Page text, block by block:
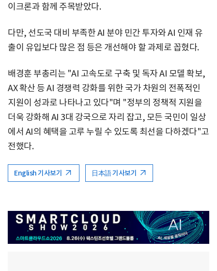
이크론과 함께 주목받았다.
다만, 선도국 대비 부족한 AI 분야 민간 투자와 AI 인재 유
출이 유입보다 많은 점 등은 개선해야 할 과제로 꼽혔다.
배경훈 부총리는 "AI 고속도로 구축 및 독자 AI 모델 확보,
AX 확산 등 AI 경쟁력 강화를 위한 국가 차원의 전폭적인
지원이 성과로 나타나고 있다"며 "정부의 정책적 지원을
더욱 강화해 AI 3대 강국으로 자리 잡고, 모든 국민이 일상
에서 AI의 혜택을 고루 누릴 수 있도록 최선을 다하겠다"고
전했다.
English 기사보기 日本語 기사보기